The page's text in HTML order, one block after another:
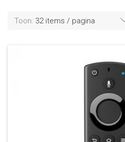
Toon: 32 items / pagina